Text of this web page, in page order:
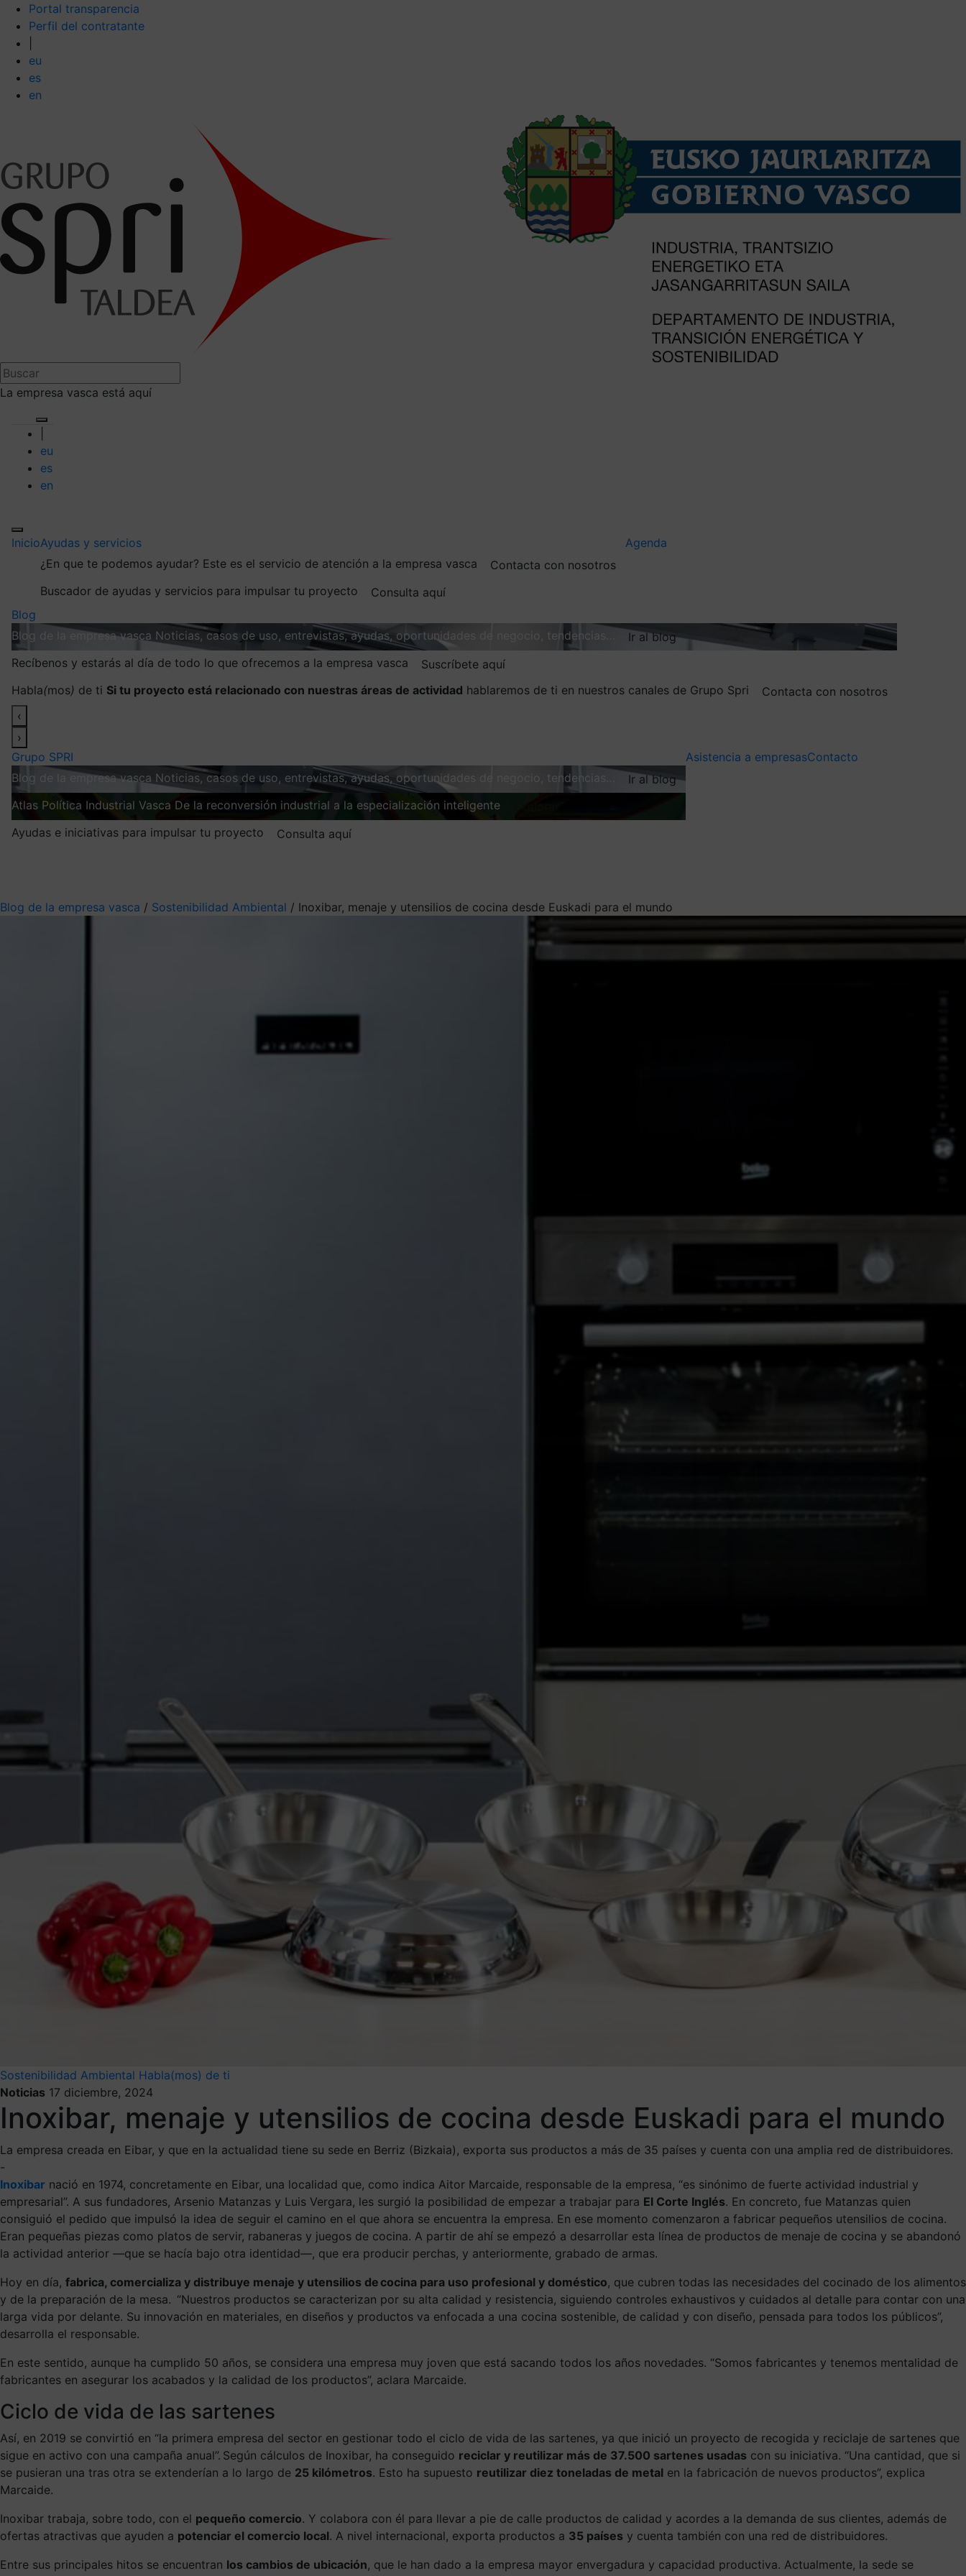
Portal transparencia
Perfil del contratante
eu
es
en
La empresa vasca está aquí
eu
es
en
InicioAyudas y servicios
¿En que te podemos ayudar? Este es el servicio de atención a la empresa vasca
Contacta con nosotros
Buscador de ayudas y servicios para impulsar tu proyecto
Consulta aquí
Agenda
Blog
Blog de la empresa vasca Noticias, casos de uso, entrevistas, ayudas, oportunidades de negocio, tendencias…
Ir al blog
Recíbenos y estarás al día de todo lo que ofrecemos a la empresa vasca
Suscríbete aquí
Habla(mos) de ti Si tu proyecto está relacionado con nuestras áreas de actividad hablaremos de ti en nuestros canales de Grupo Spri
Contacta con nosotros
‹
›
Grupo SPRI
Blog de la empresa vasca Noticias, casos de uso, entrevistas, ayudas, oportunidades de negocio, tendencias…
Ir al blog
Atlas Política Industrial Vasca De la reconversión industrial a la especialización inteligente
Ayudas e iniciativas para impulsar tu proyecto
Consulta aquí
Asistencia a empresasContacto
Blog de la empresa vasca / Sostenibilidad Ambiental / Inoxibar, menaje y utensilios de cocina desde Euskadi para el mundo
Sostenibilidad Ambiental Habla(mos) de ti
Noticias 17 diciembre, 2024
Inoxibar, menaje y utensilios de cocina desde Euskadi para el mundo
La empresa creada en Eibar, y que en la actualidad tiene su sede en Berriz (Bizkaia), exporta sus productos a más de 35 países y cuenta con una amplia red de distribuidores.
-
Inoxibar nació en 1974, concretamente en Eibar, una localidad que, como indica Aitor Marcaide, responsable de la empresa, “es sinónimo de fuerte actividad industrial y
empresarial”. A sus fundadores, Arsenio Matanzas y Luis Vergara, les surgió la posibilidad de empezar a trabajar para El Corte Inglés. En concreto, fue Matanzas quien
consiguió el pedido que impulsó la idea de seguir el camino en el que ahora se encuentra la empresa. En ese momento comenzaron a fabricar pequeños utensilios de cocina.
Eran pequeñas piezas como platos de servir, rabaneras y juegos de cocina. A partir de ahí se empezó a desarrollar esta línea de productos de menaje de cocina y se abandonó
la actividad anterior —que se hacía bajo otra identidad—, que era producir perchas, y anteriormente, grabado de armas.
Hoy en día, fabrica, comercializa y distribuye menaje y utensilios de cocina para uso profesional y doméstico, que cubren todas las necesidades del cocinado de los alimentos
y de la preparación de la mesa. “Nuestros productos se caracterizan por su alta calidad y resistencia, siguiendo controles exhaustivos y cuidados al detalle para contar con una
larga vida por delante. Su innovación en materiales, en diseños y productos va enfocada a una cocina sostenible, de calidad y con diseño, pensada para todos los públicos”,
desarrolla el responsable.
En este sentido, aunque ha cumplido 50 años, se considera una empresa muy joven que está sacando todos los años novedades. “Somos fabricantes y tenemos mentalidad de
fabricantes en asegurar los acabados y la calidad de los productos”, aclara Marcaide.
Ciclo de vida de las sartenes
Así, en 2019 se convirtió en “la primera empresa del sector en gestionar todo el ciclo de vida de las sartenes, ya que inició un proyecto de recogida y reciclaje de sartenes que
sigue en activo con una campaña anual”. Según cálculos de Inoxibar, ha conseguido reciclar y reutilizar más de 37.500 sartenes usadas con su iniciativa. “Una cantidad, que si
se pusieran una tras otra se extenderían a lo largo de 25 kilómetros. Esto ha supuesto reutilizar diez toneladas de metal en la fabricación de nuevos productos”, explica
Marcaide.
Inoxibar trabaja, sobre todo, con el pequeño comercio. Y colabora con él para llevar a pie de calle productos de calidad y acordes a la demanda de sus clientes, además de
ofertas atractivas que ayuden a potenciar el comercio local. A nivel internacional, exporta productos a 35 países y cuenta también con una red de distribuidores.
Entre sus principales hitos se encuentran los cambios de ubicación, que le han dado a la empresa mayor envergadura y capacidad productiva. Actualmente, la sede se